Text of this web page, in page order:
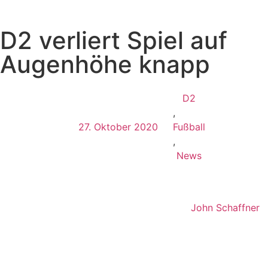
D2 verliert Spiel auf
Augenhöhe knapp
27. Oktober 2020
D2
,
Fußball
,
News
John Schaffner